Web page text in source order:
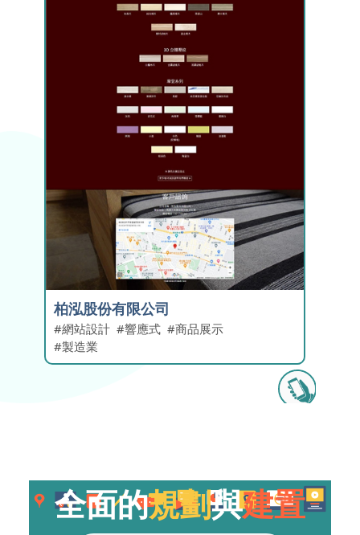
柏泓股份有限公司
網站設計 響應式
商品展示
製造業
全面的規劃與建置